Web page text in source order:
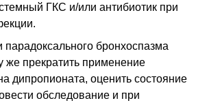
ГКС и/или антибиотик при
парадоксального бронхоспазма
же прекратить применение
дипропионата, оценить состояние
обследование и при